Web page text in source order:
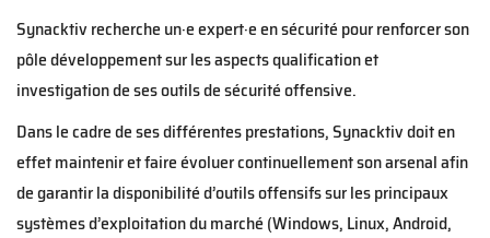
Synacktiv recherche un·e expert·e en sécurité pour renforcer son
pôle développement sur les aspects qualification et
investigation de ses outils de sécurité offensive.
Dans le cadre de ses différentes prestations, Synacktiv doit en
effet maintenir et faire évoluer continuellement son arsenal afin
de garantir la disponibilité d’outils offensifs sur les principaux
systèmes d’exploitation du marché (Windows, Linux, Android,